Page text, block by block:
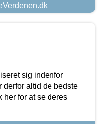
sig indenfor
derfor altid de bedste
her for at se deres